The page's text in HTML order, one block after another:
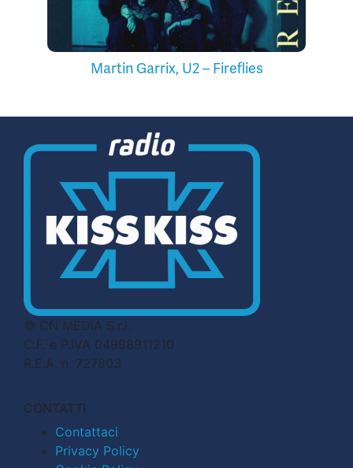
Martin Garrix, U2 – Fireflies
© CN MEDIA S.r.l.
C.F. e P.IVA 04998911210
R.E.A. n. 727803
CONTATTI
Contattaci
Privacy Policy